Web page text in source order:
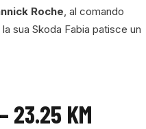
Roche , al comando
sua Skoda Fabia patisce un
23.25 KM